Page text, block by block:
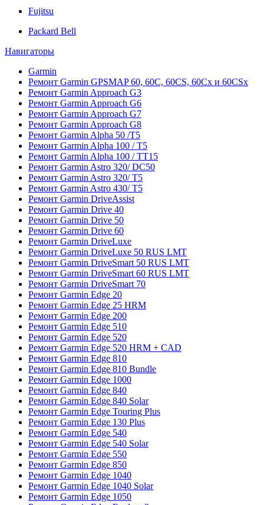
Fujitsu
Packard Bell
Навигаторы
Garmin
Ремонт Garmin GPSMAP 60, 60C, 60CS, 60Cx и 60CSx
Ремонт Garmin Approach G3
Ремонт Garmin Approach G6
Ремонт Garmin Approach G7
Ремонт Garmin Approach G8
Ремонт Garmin Alpha 50 /T5
Ремонт Garmin Alpha 100 / T5
Ремонт Garmin Alpha 100 / TT15
Ремонт Garmin Astro 320/ DC50
Ремонт Garmin Astro 320/ T5
Ремонт Garmin Astro 430/ T5
Ремонт Garmin DriveAssist
Ремонт Garmin Drive 40
Ремонт Garmin Drive 50
Ремонт Garmin Drive 60
Ремонт Garmin DriveLuxe
Ремонт Garmin DriveLuxe 50 RUS LMT
Ремонт Garmin DriveSmart 50 RUS LMT
Ремонт Garmin DriveSmart 60 RUS LMT
Ремонт Garmin DriveSmart 70
Ремонт Garmin Edge 20
Ремонт Garmin Edge 25 HRM
Ремонт Garmin Edge 200
Ремонт Garmin Edge 510
Ремонт Garmin Edge 520
Ремонт Garmin Edge 520 HRM + CAD
Ремонт Garmin Edge 810
Ремонт Garmin Edge 810 Bundle
Ремонт Garmin Edge 1000
Ремонт Garmin Edge 840
Ремонт Garmin Edge 840 Solar
Ремонт Garmin Edge Touring Plus
Ремонт Garmin Edge 130 Plus
Ремонт Garmin Edge 540
Ремонт Garmin Edge 540 Solar
Ремонт Garmin Edge 550
Ремонт Garmin Edge 850
Ремонт Garmin Edge 1040
Ремонт Garmin Edge 1040 Solar
Ремонт Garmin Edge 1050